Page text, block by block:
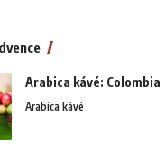
Arabica kávé: Colombia
Arabica kávé